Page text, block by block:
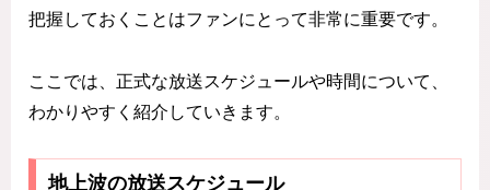
把握しておくことはファンにとって非常に重要です。
ここでは、正式な放送スケジュールや時間について、
わかりやすく紹介していきます。
地上波の放送スケジュール